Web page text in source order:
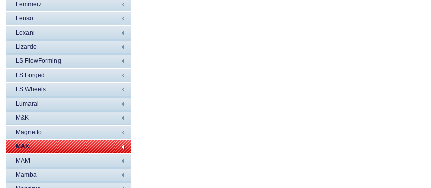
Lemmerz
Lenso
Lexani
Lizardo
LS FlowForming
LS Forged
LS Wheels
Lumarai
M&K
Magnetto
MAK
MAM
Mamba